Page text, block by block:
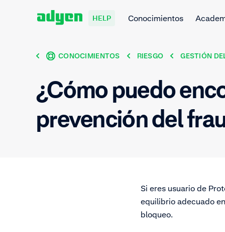
HELP Conocimientos
CONOCIMIENTOS RIESGO GESTIÓN
¿Cómo puedo
prevención del
Si eres usuario de
equilibrio adecuado
bloqueo.